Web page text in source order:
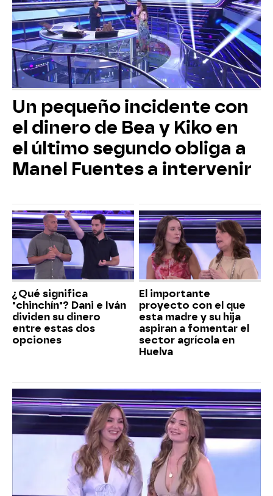
Un pequeño incidente con
el dinero de Bea y Kiko en
el último segundo obliga a
Manel Fuentes a intervenir
¿Qué significa
"chinchín"? Dani e Iván
dividen su dinero
entre estas dos
opciones
El importante
proyecto con el que
esta madre y su hija
aspiran a fomentar el
sector agrícola en
Huelva